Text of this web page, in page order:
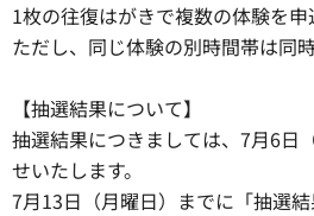
1枚の往復はがきで複数の体験を申
ただし、同じ体験の別時間帯は同
【抽選結果について】
抽選結果につきましては、7月6日
せいたします。
7月13日（月曜日）までに「抽選結